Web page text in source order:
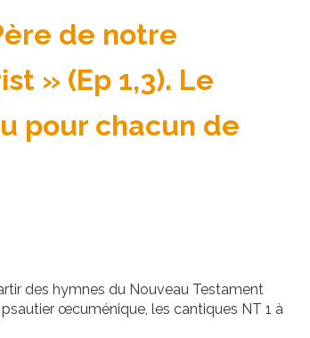
de notre
» (Ep 1,3). Le
pour chacun de
des hymnes du Nouveau Testament
œcuménique, les cantiques NT 1 à